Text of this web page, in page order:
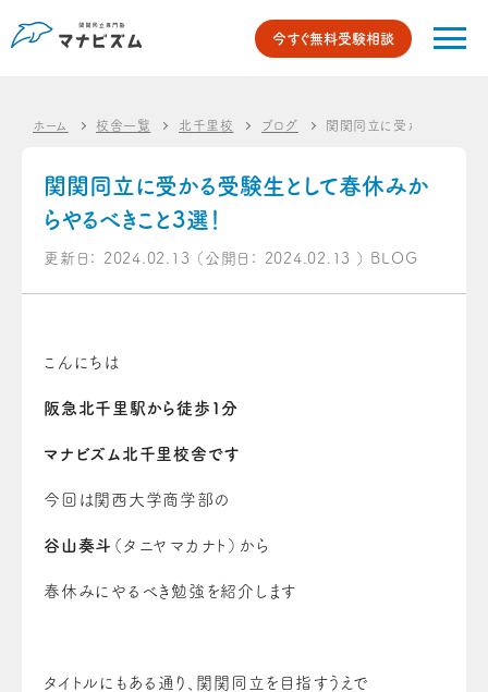
今すぐ無料受験相談
ホーム 校舎一覧 北千里校 ブログ 関関同立に受かる受験生と
関関同立に受かる受験生として春休みか
らやるべきこと3選！
更新日： 2024.02.13 （公開日： 2024.02.13 ） BLOG
こんにちは
阪急北千里駅から徒歩1分
マナビズム北千里校舎です
今回は 関西大学商学部の
谷山奏斗 （タニヤマカナト）から
春休みにやるべき勉強を紹介します
タイトルにもある通り、 関関同立 を目指すうえで